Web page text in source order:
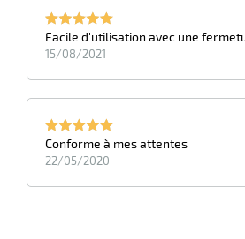
Facile d'utilisation avec une
15/08/2021
Conforme à mes attentes
22/05/2020